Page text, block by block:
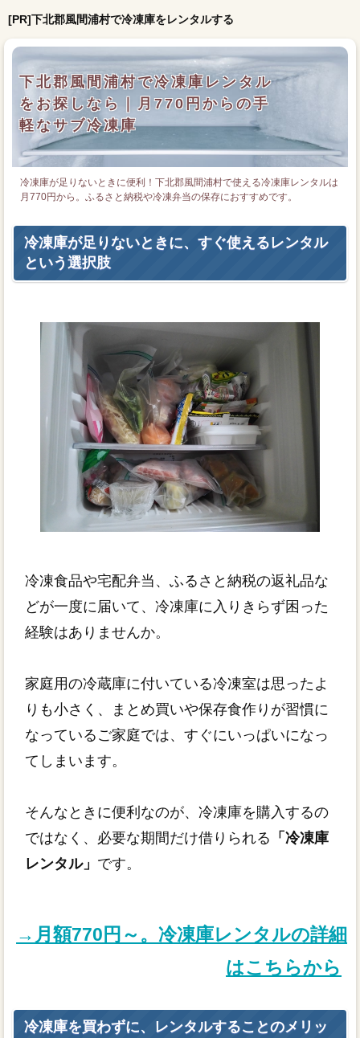
[PR]下北郡風間浦村で冷凍庫をレンタルする
下北郡風間浦村で冷凍庫レンタル
をお探しなら｜月770円からの手
軽なサブ冷凍庫
冷凍庫が足りないときに便利！下北郡風間浦村で使える冷凍庫レンタルは
月770円から。ふるさと納税や冷凍弁当の保存におすすめです。
冷凍庫が足りないときに、すぐ使えるレンタル
という選択肢
冷凍食品や宅配弁当、ふるさと納税の返礼品な
どが一度に届いて、冷凍庫に入りきらず困った
経験はありませんか。
家庭用の冷蔵庫に付いている冷凍室は思ったよ
りも小さく、まとめ買いや保存食作りが習慣に
なっているご家庭では、すぐにいっぱいになっ
てしまいます。
そんなときに便利なのが、冷凍庫を購入するの
ではなく、必要な期間だけ借りられる 「冷凍庫
レンタル」 です。
→月額770円～。冷凍庫レンタルの詳細
はこちらから
冷凍庫を買わずに、レンタルすることのメリッ